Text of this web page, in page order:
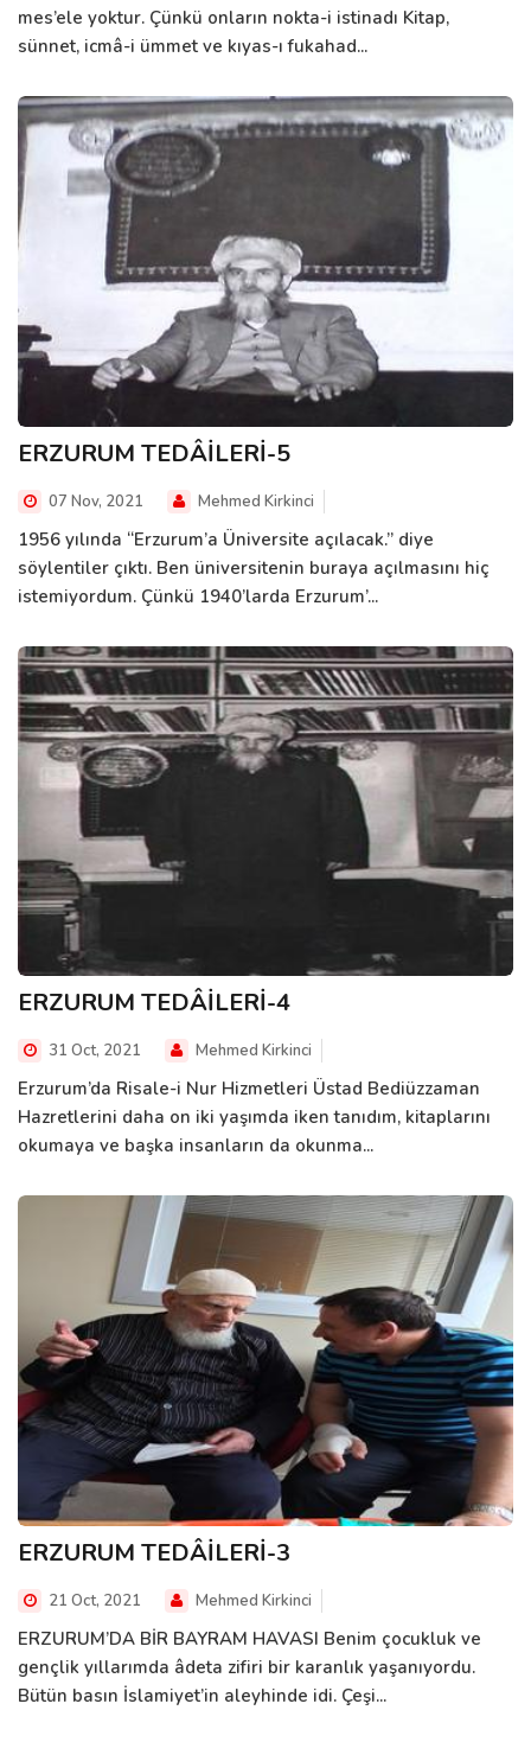
mes’ele yoktur. Çünkü onların nokta-i istinadı Kitap,
sünnet, icmâ-i ümmet ve kıyas-ı fukahad...
ERZURUM TEDÂİLERİ-5
07 Nov, 2021 Mehmed Kirkinci
1956 yılında “Erzurum’a Üniversite açılacak.” diye
söylentiler çıktı. Ben üniversitenin buraya açılmasını hiç
istemiyordum. Çünkü 1940’larda Erzurum’...
ERZURUM TEDÂİLERİ-4
31 Oct, 2021 Mehmed Kirkinci
Erzurum’da Risale-i Nur Hizmetleri Üstad Bediüzzaman
Hazretlerini daha on iki yaşımda iken tanıdım, kitaplarını
okumaya ve başka insanların da okunma...
ERZURUM TEDÂİLERİ-3
21 Oct, 2021 Mehmed Kirkinci
ERZURUM’DA BİR BAYRAM HAVASI Benim çocukluk ve
gençlik yıllarımda âdeta zifiri bir karanlık yaşanıyordu.
Bütün basın İslamiyet’in aleyhinde idi. Çeşi...